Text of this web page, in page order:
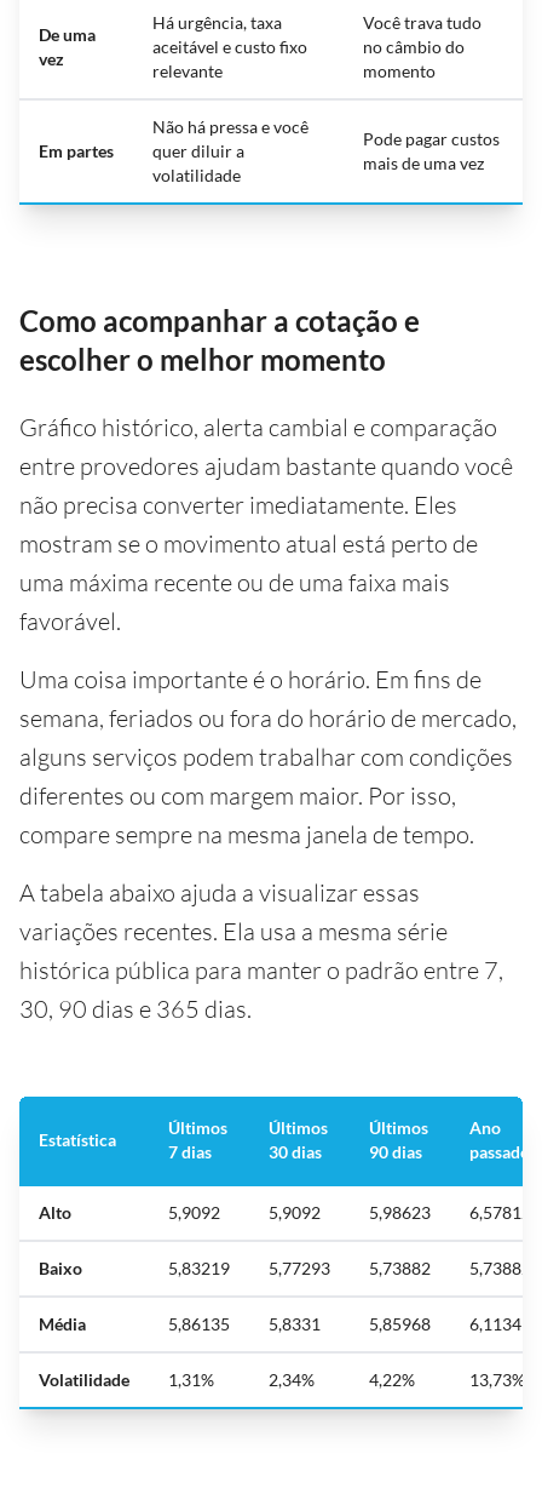
De uma
vez
Há urgência, taxa
aceitável e custo fixo
relevante
Você trava tudo
no câmbio do
momento
Em partes
Não há pressa e você
quer diluir a
volatilidade
Pode pagar custos
mais de uma vez
Como acompanhar a cotação e
escolher o melhor momento
Gráfico histórico, alerta cambial e comparação
entre provedores ajudam bastante quando você
não precisa converter imediatamente. Eles
mostram se o movimento atual está perto de
uma máxima recente ou de uma faixa mais
favorável.
Uma coisa importante é o horário. Em fins de
semana, feriados ou fora do horário de mercado,
alguns serviços podem trabalhar com condições
diferentes ou com margem maior. Por isso,
compare sempre na mesma janela de tempo.
A tabela abaixo ajuda a visualizar essas
variações recentes. Ela usa a mesma série
histórica pública para manter o padrão entre 7,
30, 90 dias e 365 dias.
Estatística
Últimos
7 dias
Últimos
30 dias
Últimos
90 dias
Ano
passado
Alto 5,9092 5,9092 5,98623 6,57812
Baixo 5,83219 5,77293 5,73882 5,73882
Média 5,86135 5,8331 5,85968 6,1134
Volatilidade 1,31% 2,34% 4,22% 13,73%